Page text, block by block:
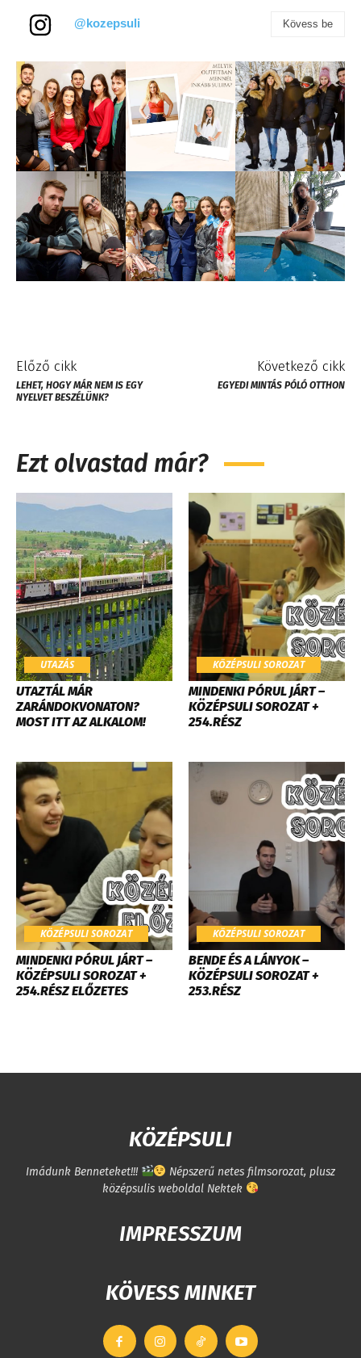
@kozepsuli Kövess be
Előző cikk
LEHET, HOGY MÁR NEM IS EGY
NYELVET BESZÉLÜNK?
Következő cikk
EGYEDI MINTÁS PÓLÓ OTTHON
Ezt olvastad már?
UTAZÁS
UTAZTÁL MÁR
ZARÁNDOKVONATON?
MOST ITT AZ ALKALOM!
KÖZÉPSULI SOROZAT
MINDENKI PÓRUL JÁRT –
KÖZÉPSULI SOROZAT +
254.RÉSZ
KÖZÉPSULI SOROZAT
MINDENKI PÓRUL JÁRT –
KÖZÉPSULI SOROZAT +
254.RÉSZ ELŐZETES
KÖZÉPSULI SOROZAT
BENDE ÉS A LÁNYOK –
KÖZÉPSULI SOROZAT +
253.RÉSZ
KÖZÉPSULI
Imádunk Benneteket!!!
Népszerű netes filmsorozat, plusz
középsulis weboldal Nektek
IMPRESSZUM
KÖVESS MINKET